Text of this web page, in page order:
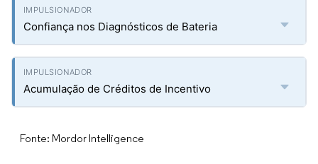
Confiança nos Diagnósticos de Bateria
Acumulação de Créditos de Incentivo
Fonte: Mordor Intelligence